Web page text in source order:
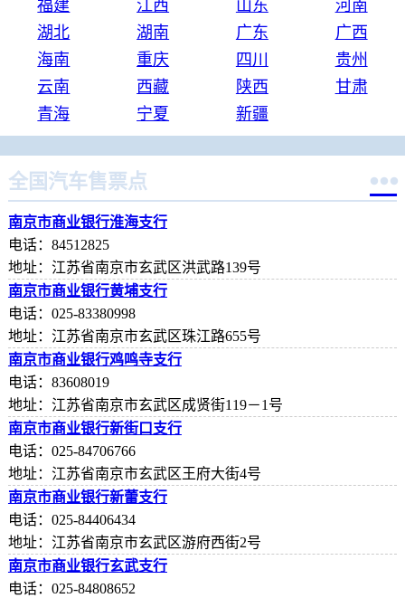
福建
江西 山东
河南
湖北
湖南 广东
广西
海南
重庆 四川
贵州
云南
西藏 陕西
甘肃
青海
宁夏 新疆
全国汽车售票点 
南京市商业银行淮海支行
电话：84512825
地址：江苏省南京市玄武区洪武路139号
南京市商业银行黄埔支行
电话：025-83380998
地址：江苏省南京市玄武区珠江路655号
南京市商业银行鸡鸣寺支行
电话：83608019
地址：江苏省南京市玄武区成贤街119－1号
南京市商业银行新街口支行
电话：025-84706766
地址：江苏省南京市玄武区王府大街4号
南京市商业银行新蕾支行
电话：025-84406434
地址：江苏省南京市玄武区游府西街2号
南京市商业银行玄武支行
电话：025-84808652